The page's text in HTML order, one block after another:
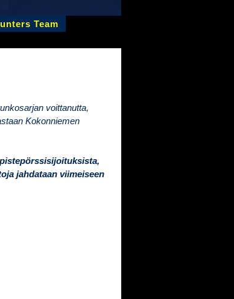
Team
voittanutta,
Kokonniemen
jahdataan viimeiseen